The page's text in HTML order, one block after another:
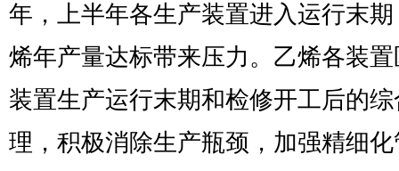
年，上半年各生产装置进入运行末
烯年产量达标带来压力。乙烯各装
装置生产运行末期和检修开工后的
理，积极消除生产瓶颈，加强精细